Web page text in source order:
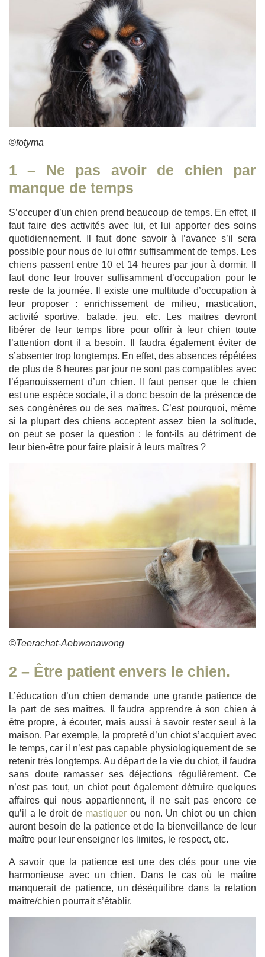
©fotyma
1 – Ne pas avoir de chien par
manque de temps
S’occuper d’un chien prend beaucoup de temps. En effet, il
faut faire des activités avec lui, et lui apporter des soins
quotidiennement. Il faut donc savoir à l’avance s’il sera
possible pour nous de lui offrir suffisamment de temps. Les
chiens passent entre 10 et 14 heures par jour à dormir. Il
faut donc leur trouver suffisamment d’occupation pour le
reste de la journée. Il existe une multitude d’occupation à
leur proposer : enrichissement de milieu, mastication,
activité sportive, balade, jeu, etc. Les maitres devront
libérer de leur temps libre pour offrir à leur chien toute
l’attention dont il a besoin. Il faudra également éviter de
s’absenter trop longtemps. En effet, des absences répétées
de plus de 8 heures par jour ne sont pas compatibles avec
l’épanouissement d’un chien. Il faut penser que le chien
est une espèce sociale, il a donc besoin de la présence de
ses congénères ou de ses maîtres. C’est pourquoi, même
si la plupart des chiens acceptent assez bien la solitude,
on peut se poser la question : le font-ils au détriment de
leur bien-être pour faire plaisir à leurs maîtres ?
©Teerachat-Aebwanawong
2 – Être patient envers le chien.
L’éducation d’un chien demande une grande patience de
la part de ses maîtres. Il faudra apprendre à son chien à
être propre, à écouter, mais aussi à savoir rester seul à la
maison. Par exemple, la propreté d’un chiot s’acquiert avec
le temps, car il n’est pas capable physiologiquement de se
retenir très longtemps. Au départ de la vie du chiot, il faudra
sans doute ramasser ses déjections régulièrement. Ce
n’est pas tout, un chiot peut également détruire quelques
affaires qui nous appartiennent, il ne sait pas encore ce
qu’il a le droit de mastiquer ou non. Un chiot ou un chien
auront besoin de la patience et de la bienveillance de leur
maître pour leur enseigner les limites, le respect, etc.
A savoir que la patience est une des clés pour une vie
harmonieuse avec un chien. Dans le cas où le maître
manquerait de patience, un déséquilibre dans la relation
maître/chien pourrait s’établir.